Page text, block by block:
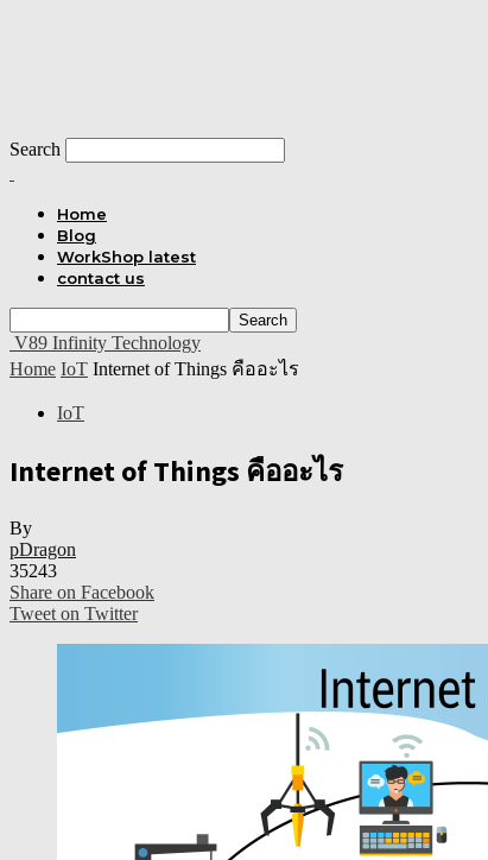
Search
Home
Blog
WorkShop latest
contact us
V89 Infinity Technology
Home IoT Internet of Things คืออะไร
IoT
Internet of Things คืออะไร
By
pDragon
35243
Share on Facebook
Tweet on Twitter